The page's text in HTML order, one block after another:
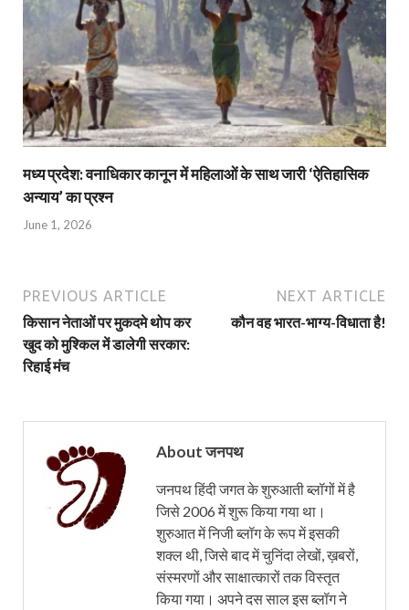
मध्य प्रदेश: वनाधिकार कानून में महिलाओं के साथ जारी ‘ऐतिहासिक
अन्याय’ का प्रश्न
June 1, 2026
PREVIOUS ARTICLE
किसान नेताओं पर मुकदमे थोप कर
खुद को मुश्किल में डालेगी सरकार:
रिहाई मंच
NEXT ARTICLE
कौन वह भारत-भाग्य-विधाता है!
About जनपथ
जनपथ हिंदी जगत के शुरुआती ब्लॉगों में है
जिसे 2006 में शुरू किया गया था।
शुरुआत में निजी ब्लॉग के रूप में इसकी
शक्ल थी, जिसे बाद में चुनिंदा लेखों, ख़बरों,
संस्मरणों और साक्षात्कारों तक विस्तृत
किया गया। अपने दस साल इस ब्लॉग ने